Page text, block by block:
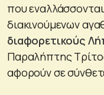
που
διακινούμενων
διαφορετικούς
Παραλήπτης
αφορούν σε